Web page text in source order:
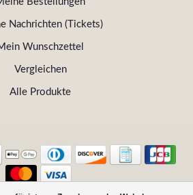
Nachrichten (Tickets)
Wunschzettel
Vergleichen
Alle Produkte